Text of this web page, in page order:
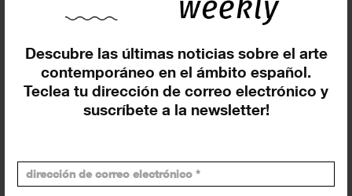
Descubre las últimas noticias sobre el arte
contemporáneo en el ámbito español.
Teclea tu dirección de correo electrónico y
suscríbete a la newsletter!